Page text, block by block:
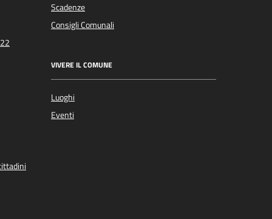
Scadenze
Consigli Comunali
VIVERE IL COMUNE
Luoghi
Eventi